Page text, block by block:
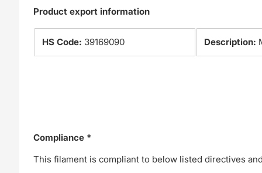
Product export information
HS Code: 39169090 Description:
Compliance *
This filament is compliant to below listed directives